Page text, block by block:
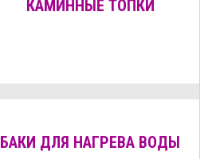
КАМИННЫЕ ТОПКИ
БАКИ ДЛЯ НАГРЕВА ВОДЫ